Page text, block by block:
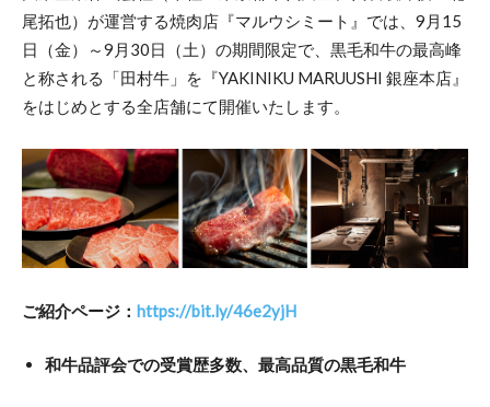
尾拓也）が運営する焼肉店『マルウシミート』では、9月15
日（金）～9月30日（土）の期間限定で、黒毛和牛の最高峰
と称される「田村牛」を『YAKINIKU MARUUSHI 銀座本店』
をはじめとする全店舗にて開催いたします。
ご紹介ページ： https://bit.ly/46e2yjH
和牛品評会での受賞歴多数、最高品質の黒毛和牛